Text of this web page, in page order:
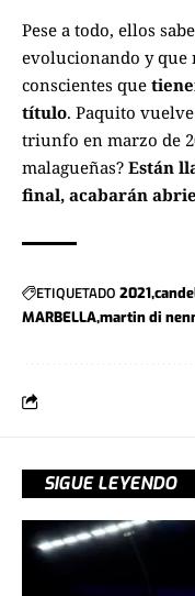
Pese a todo, ellos
evolucionando y que
conscientes que
título. Paquito
triunfo en marzo de
malagueñas? Están
final, acabarán
ETIQUETADO 2021
MARBELLAmartin di
SIGUE LEYENDO